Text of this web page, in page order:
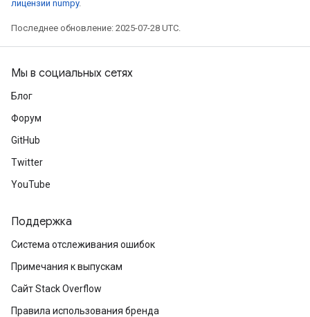
лицензии numpy.
Последнее обновление: 2025-07-28 UTC.
Мы в социальных сетях
Блог
Форум
GitHub
Twitter
YouTube
Поддержка
Система отслеживания ошибок
Примечания к выпускам
Сайт Stack Overflow
Правила использования бренда